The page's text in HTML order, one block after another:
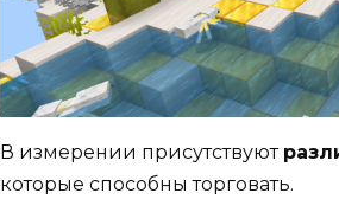
В измерении присутствуют
которые способны торговать.